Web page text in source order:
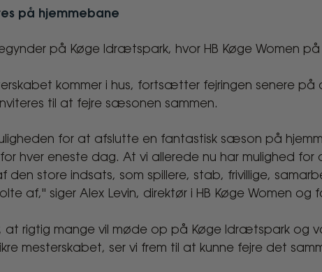
på hjemmebane
på Køge Idrætspark, hvor HB Køge Women
kommer i hus, fortsætter fejringen senere
til at fejre sæsonen sammen.
for at afslutte en fantastisk sæson på
hver eneste dag. At vi allerede nu har mulighed
den store indsats, som spillere, stab, frivillige,
af," siger Alex Levin, direktør i HB Køge Women
at rigtig mange vil møde op på Køge Idrætspark og
mesterskabet, ser vi frem til at kunne fejre det